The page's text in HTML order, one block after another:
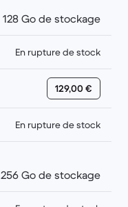
128 Go de stockage
En rupture de stock
129,00 €
En rupture de stock
256 Go de stockage